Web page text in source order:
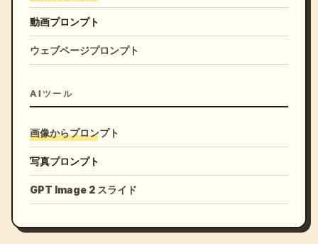
動画プロンプト
ウェブページプロンプト
AIツール
画像からプロンプト
写真プロンプト
GPT Image 2 スライド